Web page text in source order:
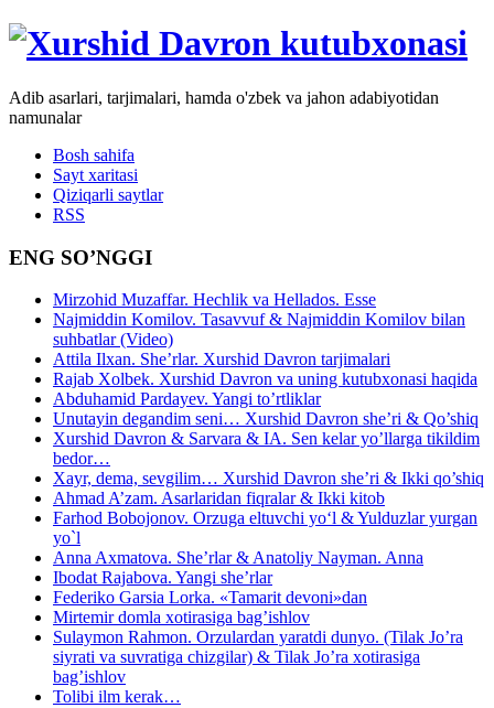
Adib asarlari, tarjimalari, hamda o'zbek va jahon adabiyotidan
namunalar
Bosh sahifa
Sayt xaritasi
Qiziqarli saytlar
RSS
ENG SO’NGGI
Mirzohid Muzaffar. Hechlik va Hellados. Esse
Najmiddin Komilov. Tasavvuf & Najmiddin Komilov bilan
suhbatlar (Video)
Attila Ilxan. She’rlar. Xurshid Davron tarjimalari
Rajab Xolbek. Xurshid Davron va uning kutubxonasi haqida
Abduhamid Pardayev. Yangi to’rtliklar
Unutayin degandim seni… Xurshid Davron she’ri & Qo’shiq
Xurshid Davron & Sarvara & IA. Sen kelar yo’llarga tikildim
bedor…
Xayr, dema, sevgilim… Xurshid Davron she’ri & Ikki qo’shiq
Ahmad A’zam. Asarlaridan fiqralar & Ikki kitob
Farhod Bobojonov. Orzuga eltuvchi yo‘l & Yulduzlar yurgan
yo`l
Anna Axmatova. She’rlar & Anatoliy Nayman. Anna
Ibodat Rajabova. Yangi she’rlar
Federiko Garsia Lorka. «Tamarit devoni»dan
Mirtemir domla xotirasiga bag’ishlov
Sulaymon Rahmon. Orzulardan yaratdi dunyo. (Tilak Jo’ra
siyrati va suvratiga chizgilar) & Tilak Jo’ra xotirasiga
bag’ishlov
Tolibi ilm kerak…